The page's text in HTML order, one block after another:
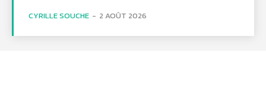
CYRILLE SOUCHE - 2 AOÛT 2026